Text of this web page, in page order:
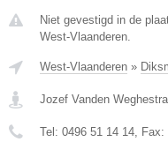
Niet gevestigd in de
West-Vlaanderen.
West-Vlaanderen »
Jozef Vanden
Tel: 0496 51 14 14, Fax: